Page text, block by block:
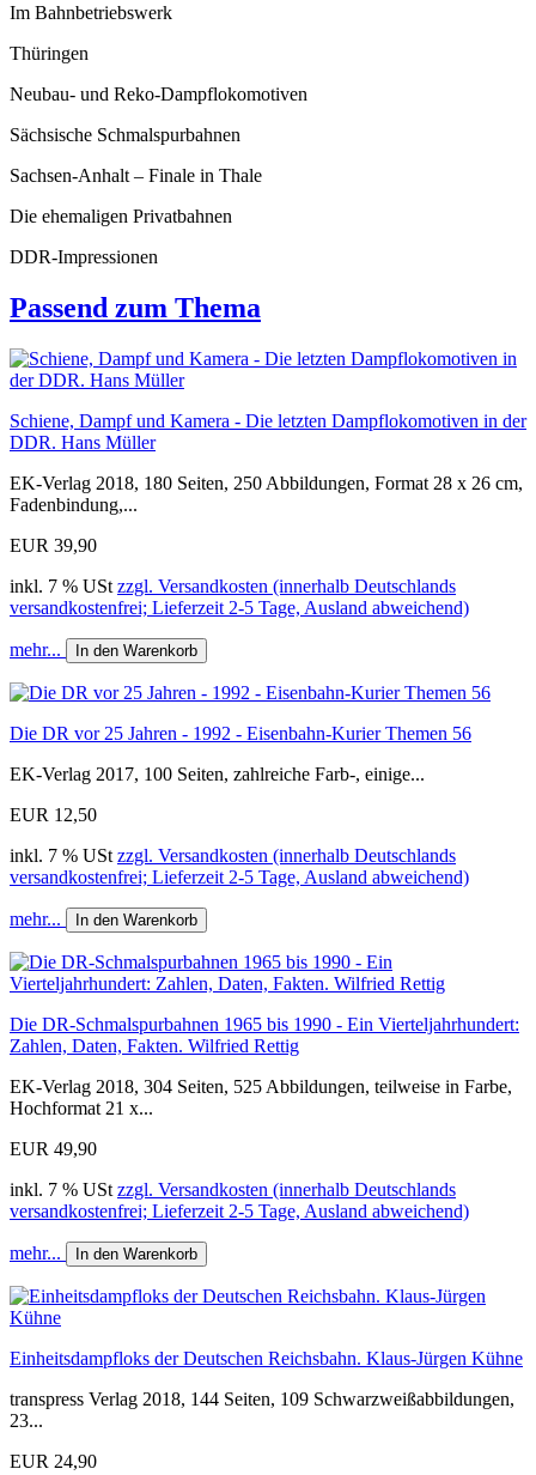
Im Bahnbetriebswerk
Thüringen
Neubau- und Reko-Dampflokomotiven
Sächsische Schmalspurbahnen
Sachsen-Anhalt – Finale in Thale
Die ehemaligen Privatbahnen
DDR-Impressionen
Passend zum Thema
Schiene, Dampf und Kamera - Die letzten Dampflokomotiven in der
DDR. Hans Müller
EK-Verlag 2018, 180 Seiten, 250 Abbildungen, Format 28 x 26 cm,
Fadenbindung,...
EUR 39,90
inkl. 7 % USt zzgl. Versandkosten (innerhalb Deutschlands
versandkostenfrei; Lieferzeit 2-5 Tage, Ausland abweichend)
mehr... In den Warenkorb
Die DR vor 25 Jahren - 1992 - Eisenbahn-Kurier Themen 56
EK-Verlag 2017, 100 Seiten, zahlreiche Farb-, einige...
EUR 12,50
inkl. 7 % USt zzgl. Versandkosten (innerhalb Deutschlands
versandkostenfrei; Lieferzeit 2-5 Tage, Ausland abweichend)
mehr... In den Warenkorb
Die DR-Schmalspurbahnen 1965 bis 1990 - Ein Vierteljahrhundert:
Zahlen, Daten, Fakten. Wilfried Rettig
EK-Verlag 2018, 304 Seiten, 525 Abbildungen, teilweise in Farbe,
Hochformat 21 x...
EUR 49,90
inkl. 7 % USt zzgl. Versandkosten (innerhalb Deutschlands
versandkostenfrei; Lieferzeit 2-5 Tage, Ausland abweichend)
mehr... In den Warenkorb
Einheitsdampfloks der Deutschen Reichsbahn. Klaus-Jürgen Kühne
transpress Verlag 2018, 144 Seiten, 109 Schwarzweißabbildungen,
23...
EUR 24,90